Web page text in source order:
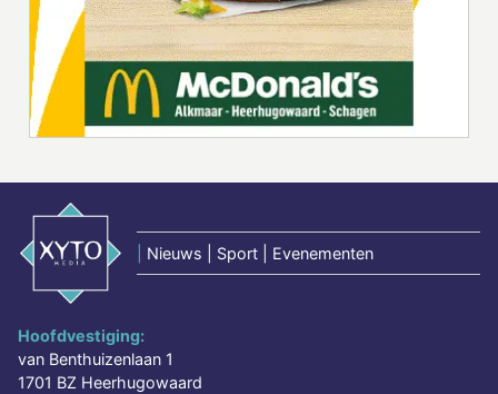
Nieuws | Sport | Evenementen
Hoofdvestiging:
van Benthuizenlaan 1
1701 BZ Heerhugowaard